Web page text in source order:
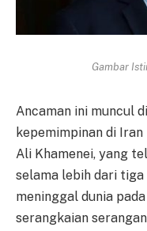
Gambar
Ancaman ini muncul
kepemimpinan di
Ali Khamenei, yang
selama lebih dari tiga
meninggal dunia
serangkaian